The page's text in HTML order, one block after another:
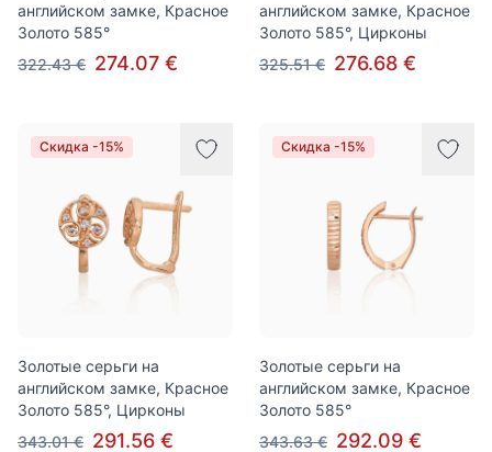
английском замке, Красное
Золото 585°
322.43 € 274.07 €
английском замке, Красное
Золото 585°, Цирконы
325.51 € 276.68 €
Скидка -15%
Золотые серьги на
английском замке, Красное
Золото 585°, Цирконы
343.01 € 291.56 €
Скидка -15%
Золотые серьги на
английском замке, Красное
Золото 585°
343.63 € 292.09 €